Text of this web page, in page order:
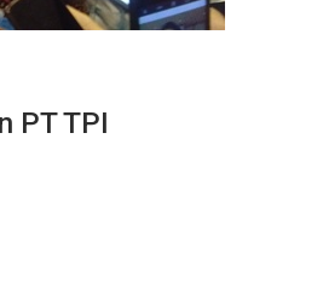
PT TPI